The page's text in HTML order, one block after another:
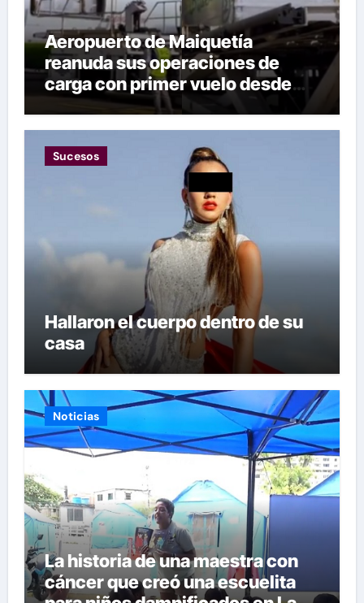
Aeropuerto de Maiquetía
reanuda sus operaciones de
carga con primer vuelo desde
Panamá
Sucesos
Hallaron el cuerpo dentro de su
casa
Noticias
La historia de una maestra con
cáncer que creó una escuelita